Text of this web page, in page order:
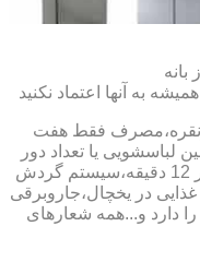
بانه
به آنها اعتماد نکنید
ونقره،مصرف فقط هفت
یا تعداد دور
دیگ درونی،شست و شوی ظروف تنها در 12 دقیقه،سیستم گردش
غذایی در یخچال،جاروبرقی
دارد و...همه شعارهای